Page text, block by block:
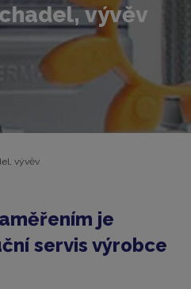
vývěv
vývěv
je
servis výrobce